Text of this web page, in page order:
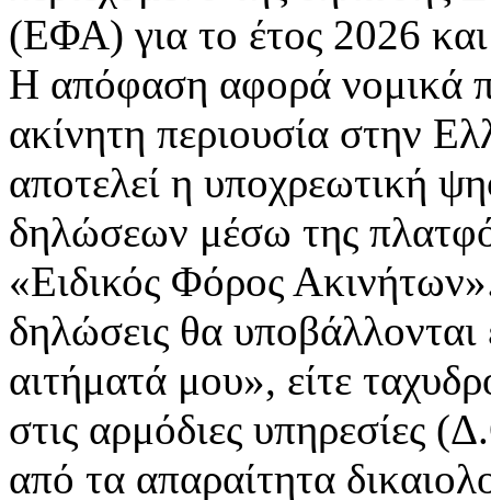
(ΕΦΑ) για το έτος 2026
Η απόφαση αφορά νομικά
ακίνητη περιουσία στην
αποτελεί η υποχρεωτική
δηλώσεων μέσω της
«Ειδικός Φόρος
δηλώσεις θα
αιτήματά μου», είτε
στις αρμόδιες
από τα απαραίτητα